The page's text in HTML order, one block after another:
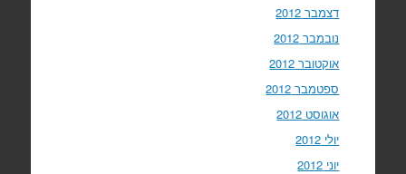
דצמבר 2012
נובמבר 2012
אוקטובר 2012
ספטמבר 2012
אוגוסט 2012
יולי 2012
יוני 2012